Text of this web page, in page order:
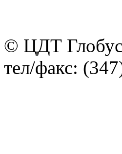
© ЦДТ Глобус
тел/факс: